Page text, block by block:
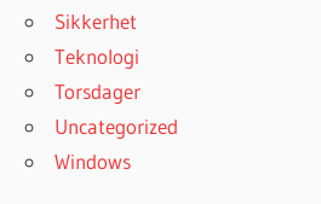
Sikkerhet
Teknologi
Torsdager
Uncategorized
Windows